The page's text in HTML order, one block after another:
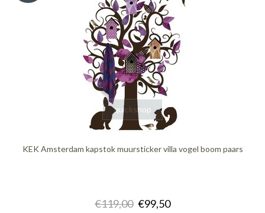
quickshop
KEK Amsterdam kapstok muursticker villa vogel boom paars
€119,00 €99,50